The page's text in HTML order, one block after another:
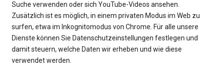
Suche verwenden oder sich YouTube-Videos ansehen.
Zusätzlich ist es möglich, in einem privaten Modus im Web zu
surfen, etwa im Inkognitomodus von Chrome. Für alle unsere
Dienste können Sie Datenschutzeinstellungen festlegen und
damit steuern, welche Daten wir erheben und wie diese
verwendet werden.